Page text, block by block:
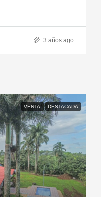
3 años ago
VENTA DESTACADA